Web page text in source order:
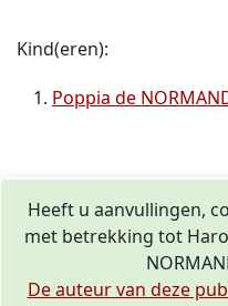
Kind(eren):
Poppia de
Heeft u aanvullingen,
met betrekking tot
De auteur van deze